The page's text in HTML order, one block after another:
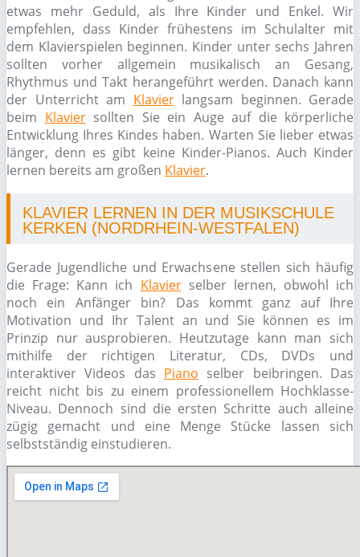
etwas mehr Geduld, als Ihre Kinder und Enkel. Wir
empfehlen, dass Kinder frühestens im Schulalter mit
dem Klavierspielen beginnen. Kinder unter sechs Jahren
sollten vorher allgemein musikalisch an Gesang,
Rhythmus und Takt herangeführt werden. Danach kann
der Unterricht am Klavierlangsam beginnen. Gerade
beim Klaviersollten Sie ein Auge auf die körperliche
Entwicklung Ihres Kindes haben. Warten Sie lieber etwas
länger, denn es gibt keine Kinder-Pianos. Auch Kinder
lernen bereits am großen Klavier.
KLAVIER LERNEN IN DER MUSIKSCHULE
KERKEN (NORDRHEIN-WESTFALEN)
Gerade Jugendliche und Erwachsene stellen sich häufig
die Frage: Kann ich Klavierselber lernen, obwohl ich
noch ein Anfänger bin? Das kommt ganz auf Ihre
Motivation und Ihr Talent an und Sie können es im
Prinzip nur ausprobieren. Heutzutage kann man sich
mithilfe der richtigen Literatur, CDs, DVDs und
interaktiver Videos das Piano selber beibringen. Das
reicht nicht bis zu einem professionellem Hochklasse-
Niveau. Dennoch sind die ersten Schritte auch alleine
zügig gemacht und eine Menge Stücke lassen sich
selbstständig einstudieren.